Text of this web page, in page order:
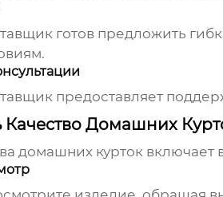
готов предложить
предоставляет
Качество Домашних
домашних куртоквключает